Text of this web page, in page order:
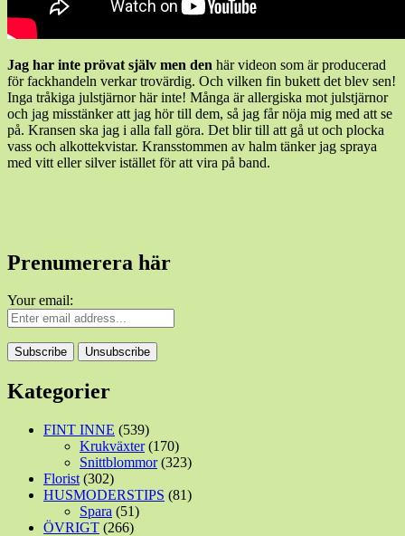
Jag har inte prövat själv men den här videon som är producerad
för fackhandeln verkar trovärdig. Och vilken fin bukett det blev sen!
Inga tråkiga julstjärnor här inte! Många är allergiska mot julstjärnor
och jag misstänker att jag hör till dem, så jag får nöja mig med att se
på. Kransen ska jag i alla fall göra. Det blir till att gå ut och plocka
vass och alkottekvistar. Kransstommen av halm tänker jag spraya
med vitt eller silver istället för att vira på band.
Prenumerera här
Your email:
Kategorier
FINT INNE (539)
Krukväxter(170)
Snittblommor(323)
Florist (302)
HUSMODERSTIPS (81)
Spara (51)
ÖVRIGT (266)